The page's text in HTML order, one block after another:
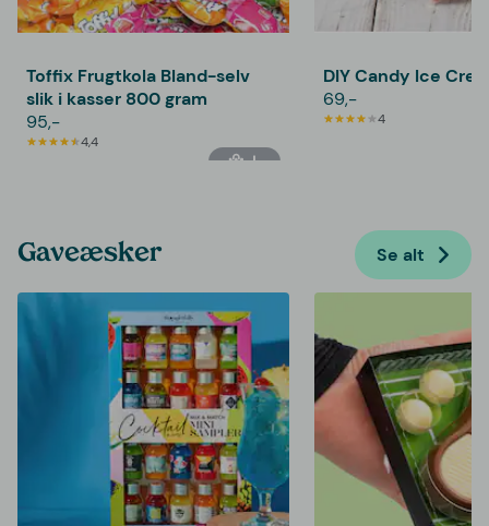
Toffix Frugtkola Bland-selv
slik i kasser 800 gram
95,-
4,4
DIY Candy Ice
69,-
4
Gaveæsker Se alt